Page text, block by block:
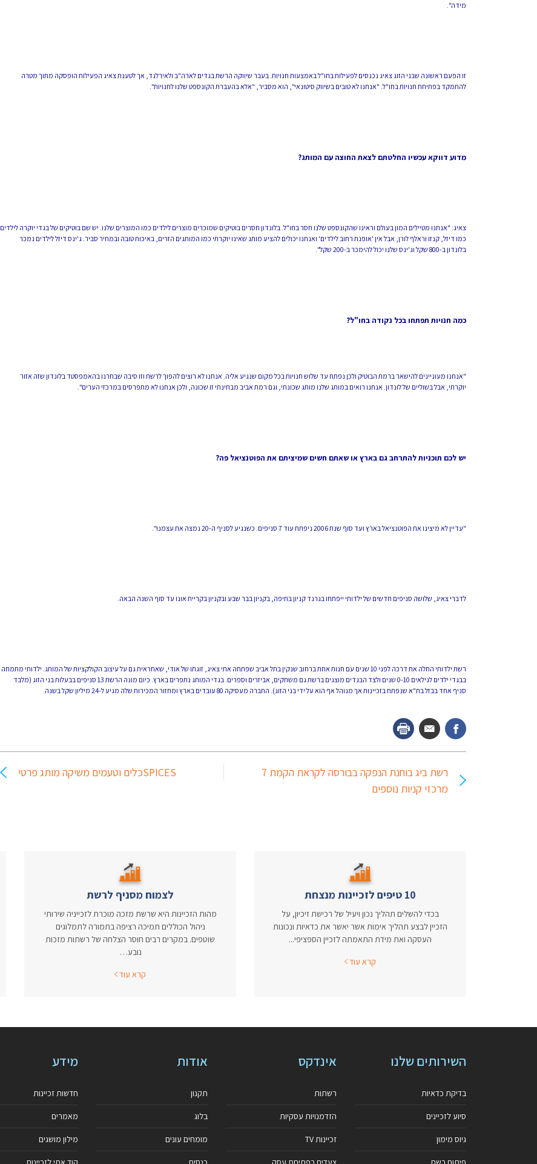
מידה".
זו הפעם ראשונה שבני הזוג צאיג נכנסים לפעילות בחו"ל באמצעות חנויות. בעבר שיווקה הרשת בגדים לארה"ב ולאירלנד, אך לטענת צאיג הפעילות הופסקה מתוך מטרה
להתמקד בפתיחת חנויות בחו"ל. "אנחנו לא טובים בשיווק סיטונאי", הוא מסביר, "אלא בהעברת הקונספט שלנו לחנויות".
מדוע דווקא עכשיו החלטתם לצאת החוצה עם המותג?
צאיג: "אנחנו מטיילים המון בעולם וראינו שהקונספט שלנו חסר בחו"ל. בלונדון חסרים בוטיקים שמוכרים מוצרים לילדים כמו המוצרים שלנו. יש שם בוטיקים של בגדי יוקרה לילדים
כמו דיזל, קנזו וראלף לורן, אבל אין 'אופנת רחוב לילדים' ואנחנו יכולים להציע מותג שאינו יוקרתי כמו המותגים הזרים, באיכות טובה ובמחיר סביר. ג'ינס דיזל לילדים נמכר
בלונדון ב-800 שקל וג'ינס שלנו יכול להימכר ב-200 שקל".
כמה חנויות תפתחו בכל נקודה בחו"ל?
"אנחנו מעוניינים להישאר ברמת הבוטיק ולכן נפתח עד שלוש חנויות בכל מקום שנגיע אליה. אנחנו לא רוצים להפוך לרשת וזו סיבה שבחרנו בהאמפסטד בלונדון שזה אזור
יוקרתי, אבל בשוליים של לונדון. אנחנו רואים במותג שלנו מותג שכונתי, וגם רמת אביב מבחינתי זו שכונה, ולכן אנחנו לא מתפרסים במרכזי הערים".
יש לכם תוכניות להתרחב גם בארץ או שאתם חשים שמיציתם את הפוטנציאל פה?
"עדיין לא מיצינו את הפוטנציאל בארץ ועד סוף שנת 2006 ניפתח עוד 7 סניפים. כשנגיע לסניף ה-20 נמצה את עצמנו".
לדברי צאיג, שלושה סניפים חדשים של ילדותי ייפתחו בגרנד קניון בחיפה, בקניון בבר שבע ובקניון בקריית אונו עד סוף השנה הבאה.
רשת ילדותי החלה את דרכה לפני 10 שנים עם חנות אחת ברחוב שנקין בתל אביב שפתחה אתי צאיג, זוגתו של אודי, שאחראית גם על עיצוב הקולקציות של המותג. ילדותי מתמחה
בבגדי ילדים לגילאים 0-10 שנים ולצד הבגדים מוצגים ברשת גם משחקים, אביזרים וספרים. בגדי המותג נתפרים בארץ. כיום מונה הרשת 13 סניפים בבעלות בני הזוג (מלבד
סניף אחד בבזל בת"א שנפתח בזכיינות אך מנוהל אף הוא על ידי בני הזוג). החברה מעסיקה 80 עובדים בארץ ומחזור המכירות שלה מגיע ל-24 מיליון שקל בשנה.
רשת ביג בוחנת הנפקה בבורסה לקראת הקמת 7
מרכזי קניות נוספים
SPICESכלים וטעמים משיקה מותג פרטי
10 טיפים לזכיינות מנצחת
בכדי להשלים תהליך נכון ויעיל של רכישת זיכיון, על
הזכיין לבצע תהליך אימות אשר יאשר את כדאיות ונכונות
העסקה ואת מידת התאמתה לזכיין הספציפי...
קרא עוד
לצמוח מסניף לרשת
מהות הזכיינות היא שרשת מזכה מוכרת לזכייניה שירותי
ניהול הכוללים תמיכה רציפה בתמורה לתמלוגים
שוטפים. במקרים רבים חוסר הצלחה של רשתות מזכות
נובע…
קרא עוד
השירותים שלנו
בדיקת כדאיות
סיוע לזכיינים
גיוס מימון
אינדקס
רשתות
הזדמנויות עסקיות
זכיינות TV
אודות
תקנון
בלוג
מומחים עונים
מידע
חדשות זכיינות
מאמרים
מילון מושגים